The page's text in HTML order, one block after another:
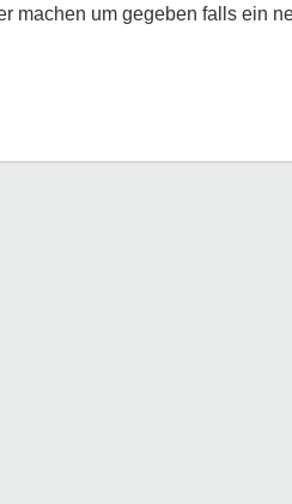
machen um gegeben falls ein